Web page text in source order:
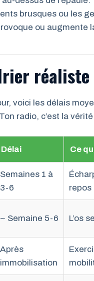
brusques ou les
ou augmente
voici les délais
Ton radio, c’est la
Délai Ce
Semaines 1 à
3-6
repos
~ Semaine 5-6 L’os
Après
immobilisation